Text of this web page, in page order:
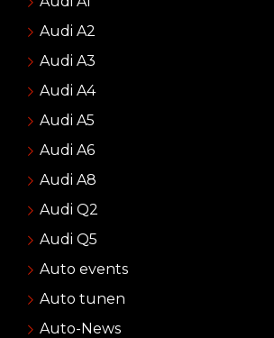
Audi A2
Audi A3
Audi A4
Audi A5
Audi A6
Audi A8
Audi Q2
Audi Q5
Auto events
Auto tunen
Auto-News